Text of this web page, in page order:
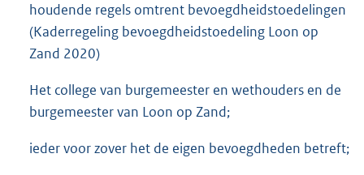
houdende regels omtrent bevoegdheidstoedelingen
(Kaderregeling bevoegdheidstoedeling Loon op
Zand 2020)
Het college van burgemeester en wethouders en de
burgemeester van Loon op Zand;
ieder voor zover het de eigen bevoegdheden betreft;